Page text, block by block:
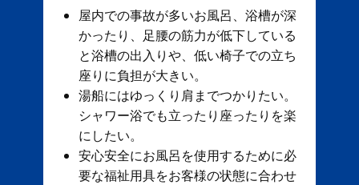
屋内での事故が多いお風呂、​ 浴槽が深
かったり、足腰の筋力が低下している
と浴槽の出入りや、低い椅子での立ち
座りに負担が大きい。
湯船にはゆっくり肩までつかりたい。
シャワー浴でも立ったり座ったりを楽
にしたい。
安心安全にお風呂を使用するために必
要な福祉用具をお客様の状態に合わせ